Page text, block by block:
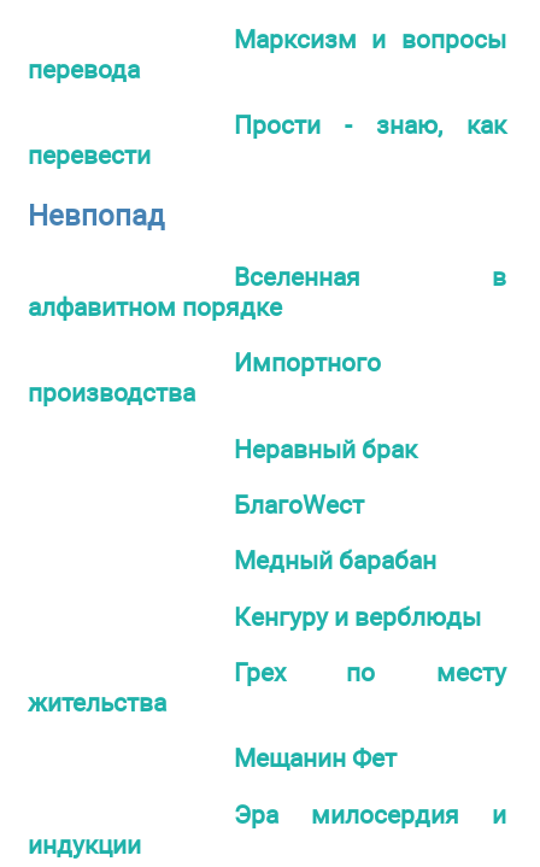
Марксизм и вопросы
перевода
Прости - знаю, как
перевести
Невпопад
Вселенная в
алфавитном порядке
Импортного
производства
Неравный брак
БлагоWест
Медный барабан
Кенгуру и верблюды
Грех по месту
жительства
Мещанин Фет
Эра милосердия и
индукции